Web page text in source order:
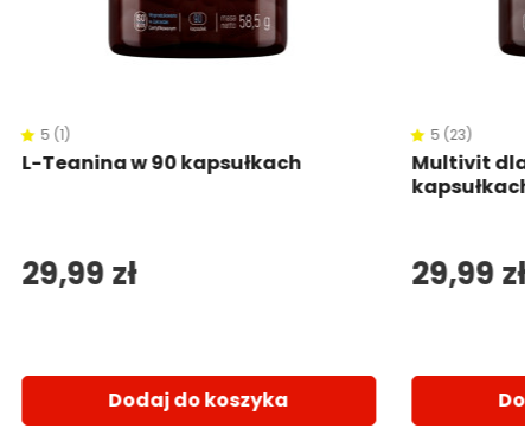
5 (1)
L-Teanina w 90 kapsułkach
29,99 zł
Dodaj do koszyka
5 (23)
Multivit dla
kapsułkach
29,99 zł